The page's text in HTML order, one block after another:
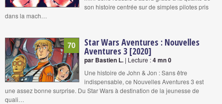
son histoire centrée sur de simples pilotes pris
dans la mach…
70 Star Wars Aventures : Nouvelles
Aventures 3 [2020]
par Bastien L. | Lecture :4 mn 0
Une histoire de John & Jon : Sans être
indispensable, ce Nouvelles Aventures 3 est
une assez bonne surprise. Du Star Wars à destination de la jeunesse de
quali…